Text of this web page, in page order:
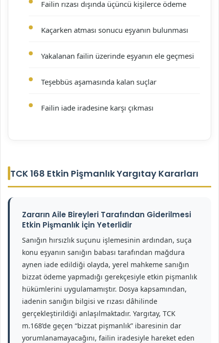
Failin rızası dışında üçüncü kişilerce ödeme
Kaçarken atması sonucu eşyanın bulunması
Yakalanan failin üzerinde eşyanın ele geçmesi
Teşebbüs aşamasında kalan suçlar
Failin iade iradesine karşı çıkması
TCK 168 Etkin Pişmanlık Yargıtay Kararları
Zararın Aile Bireyleri Tarafından Giderilmesi
Etkin Pişmanlık İçin Yeterlidir
Sanığın hırsızlık suçunu işlemesinin ardından, suça
konu eşyanın sanığın babası tarafından mağdura
aynen iade edildiği olayda, yerel mahkeme sanığın
bizzat ödeme yapmadığı gerekçesiyle etkin pişmanlık
hükümlerini uygulamamıştır. Dosya kapsamından,
iadenin sanığın bilgisi ve rızası dâhilinde
gerçekleştirildiği anlaşılmaktadır. Yargıtay, TCK
m.168’de geçen “bizzat pişmanlık” ibaresinin dar
yorumlanamayacağını, failin iradesiyle hareket eden